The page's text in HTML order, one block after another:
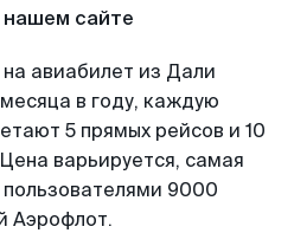
нашем сайте
авиабилет из Дали
в году, каждую
5 прямых рейсов и 10
варьируется, самая
9000
Аэрофлот.